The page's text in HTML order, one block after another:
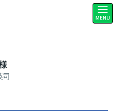
司